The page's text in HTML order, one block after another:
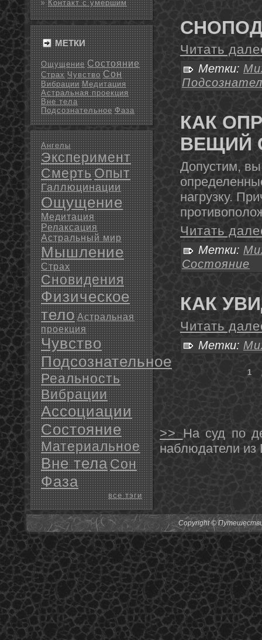
Контакт с умершим
МЕТКИ
Ощущение Состояние
Страх Чувство Сон
Вибрации Медитация
Астральная проекция
Вне тела
Подсознательное Фаза
Ангелы
Эксперимент
Смерть Опыт
Галлюцинации
Ощущение
Медитация
Релаксация
Астральный мир
Мышление
Страх
Сновидения
Физическое
тело Астральная
проекция
Чувство
Подсознательное
Реальность
Вибрации
Ассоциации
Состояние
Материальное
Вне телаСон
Фаза
все тэги
Читать
Метки:
КАК
ВЕЩИЙ
Допустим, вы
нагрузку.
Читать
Метки:
Состояние
КАК
Читать
Метки:
1
>>На суд по
наблюдатели
Copyright ©